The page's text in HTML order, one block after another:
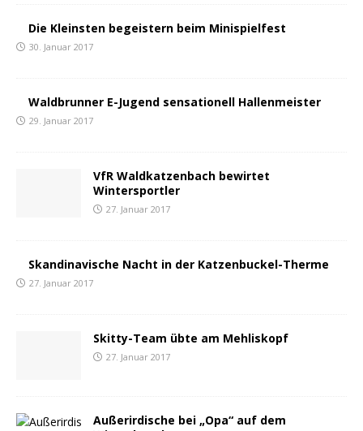
Die Kleinsten begeistern beim Minispielfest
30. Januar 2017
Waldbrunner E-Jugend sensationell Hallenmeister
29. Januar 2017
VfR Waldkatzenbach bewirtet
Wintersportler
27. Januar 2017
Skandinavische Nacht in der Katzenbuckel-Therme
27. Januar 2017
Skitty-Team übte am Mehliskopf
27. Januar 2017
Außerirdische bei „Opa“ auf dem